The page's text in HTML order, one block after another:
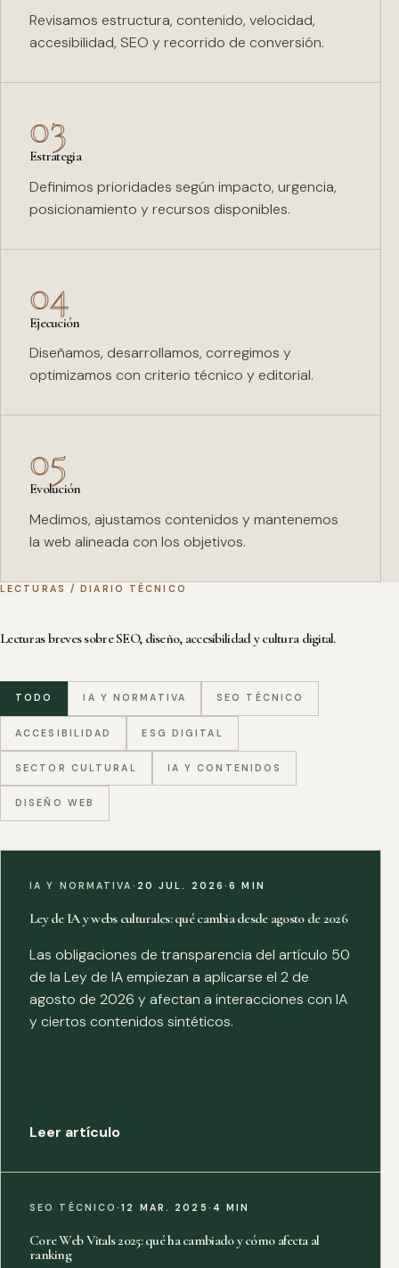
Revisamos estructura, contenido, velocidad,
accesibilidad, SEO y recorrido de conversión.
03
Estrategia
Definimos prioridades según impacto, urgencia,
posicionamiento y recursos disponibles.
04
Ejecución
Diseñamos, desarrollamos, corregimos y
optimizamos con criterio técnico y editorial.
05
Evolución
Medimos, ajustamos contenidos y mantenemos
la web alineada con los objetivos.
LECTURAS / DIARIO TÉCNICO
Lecturas breves sobre SEO, diseño, accesibilidad y cultura digital.
TODO IA Y NORMATIVA SEO TÉCNICO
ACCESIBILIDAD ESG DIGITAL
SECTOR CULTURAL IA Y CONTENIDOS
DISEÑO WEB
IA Y NORMATIVA · 20 JUL. 2026·6 MIN
Ley de IA y webs culturales: qué cambia desde agosto de 2026
Las obligaciones de transparencia del artículo 50
de la Ley de IA empiezan a aplicarse el 2 de
agosto de 2026 y afectan a interacciones con IA
y ciertos contenidos sintéticos.
Leer artículo
SEO TÉCNICO·12 MAR. 2025 · 4 MIN
Core Web Vitals 2025: qué ha cambiado y cómo afecta al
ranking